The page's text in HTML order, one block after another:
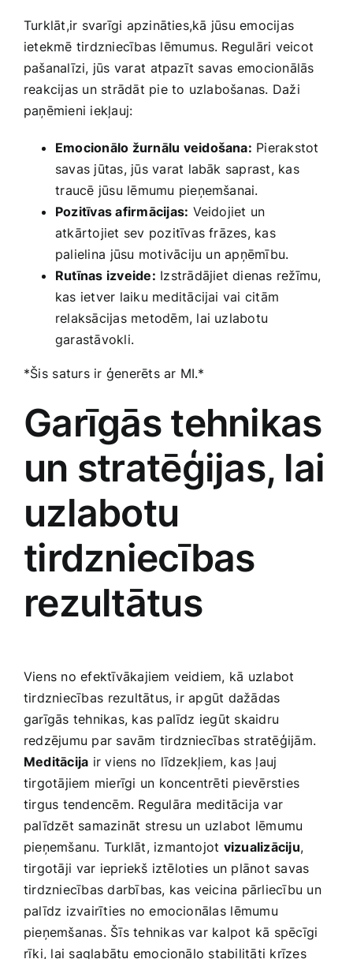
Turklāt,ir svarīgi apzināties,kā jūsu emocijas
ietekmē tirdzniecības lēmumus. Regulāri veicot
pašanalīzi, jūs varat ⁣atpazīt savas emocionālās⁤
reakcijas un​ strādāt pie to uzlabošanas. Daži
paņēmieni iekļauj:
Emocionālo žurnālu veidošana: Pierakstot
savas jūtas, jūs varat labāk saprast, kas
⁤traucē jūsu lēmumu‍ pieņemšanai.
Pozitīvas afirmācijas: Veidojiet un
atkārtojiet sev pozitīvas frāzes, kas
palielina⁢ jūsu motivāciju un apņēmību.
Rutīnas izveide: Izstrādājiet dienas režīmu,
kas ietver laiku meditācijai vai citām
relaksācijas metodēm, lai uzlabotu
garastāvokli.
*Šis ⁢saturs ir ģenerēts ar MI.*
Garīgās‌ tehnikas
un stratēģijas, lai
uzlabotu
tirdzniecības
rezultātus
Viens no efektīvākajiem veidiem, kā uzlabot
tirdzniecības⁤ rezultātus, ir apgūt dažādas
garīgās tehnikas, kas palīdz iegūt skaidru
redzējumu par savām tirdzniecības stratēģijām.
Meditācija ir viens no līdzekļiem,‌ kas ‍ļauj
tirgotājiem mierīgi un koncentrēti pievērsties
tirgus tendencēm. Regulāra ⁤meditācija var
palīdzēt samazināt stresu un ‌uzlabot lēmumu
pieņemšanu. Turklāt,‍ izmantojot vizualizāciju,
tirgotāji ⁢var iepriekš ‍iztēloties ⁤un ‍plānot savas
tirdzniecības darbības, kas veicina pārliecību un
palīdz izvairīties no emocionālas⁤ lēmumu‍
pieņemšanas. Šīs tehnikas var kalpot kā spēcīgi
rīki, lai saglabātu emocionālo stabilitāti krīzes